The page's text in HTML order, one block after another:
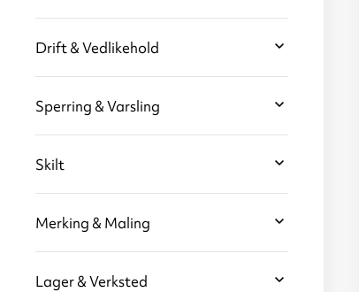
Drift & Vedlikehold
Sperring & Varsling
Skilt
Merking & Maling
Lager & Verksted